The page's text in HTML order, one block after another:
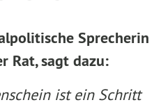
Sprecherin
Rat, sagt dazu:
ist ein Schritt